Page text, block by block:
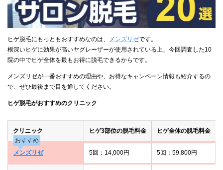
ヒゲ脱毛にもっともおすすめなのは、 メンズリゼです。
根深いヒゲに効果が高いヤグレーザーが使用されている上、今回調査した10
院の中でヒゲ全体を最もお得に脱毛できるからです。
メンズリゼが一番おすすめの理由や、お得なキャンペーン情報も紹介するの
で、ぜひ最後まで目を通してください。
ヒゲ脱毛がおすすめのクリニック
クリニック ヒゲ3部位の脱毛料金
ヒゲ全体の脱毛料金
おすすめ
メンズリゼ
5回：14,000円 5回：59,800円